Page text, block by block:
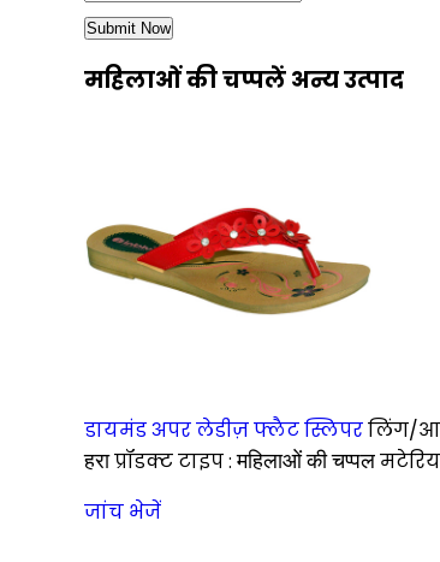
महिलाओं की चप्पलें अन्य उत्पाद
डायमंड अपर लेडीज़ फ्लैट स्लिपरलिंग/
हराप्रॉडक्ट टाइप :महिलाओं की चप्पल
जांच भेजें